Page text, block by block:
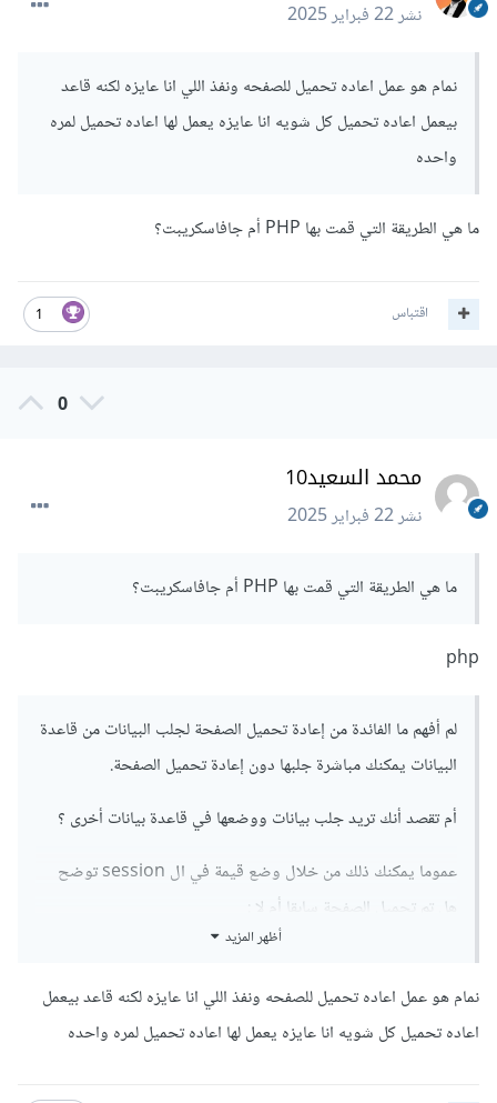
نشر22 فبراير 2025
نمام هو عمل اعاده تحميل للصفحه ونفذ اللي انا عايزه لكنه قاعد
بيعمل اعاده تحميل كل شويه انا عايزه يعمل لها اعاده تحميل لمره
واحده
ما هي الطريقة التي قمت بها PHP أم جافاسكريبت؟
1 اقتباس
0
محمد السعيد10
نشر22 فبراير 2025
ما هي الطريقة التي قمت بها PHP أم جافاسكريبت؟
php
لم أفهم ما الفائدة من إعادة تحميل الصفحة لجلب البيانات من قاعدة
البيانات يمكنك مباشرة جلبها دون إعادة تحميل الصفحة.
أم تقصد أنك تريد جلب بيانات ووضعها في قاعدة بيانات أخرى ؟
عموما يمكنك ذلك من خلال وضع قيمة في ال session توضح
هل تم تحميل الصفحة سابقا أم لا
session_start();
// التحقق إذا كانت الصفحة قد تم تحميلها من
أظهر المزيد
نمام هو عمل اعاده تحميل للصفحه ونفذ اللي انا عايزه لكنه قاعد بيعمل
اعاده تحميل كل شويه انا عايزه يعمل لها اعاده تحميل لمره واحده